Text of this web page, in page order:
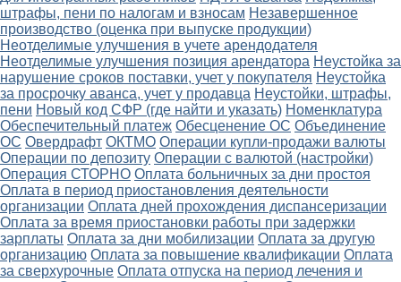
штрафы, пени по налогам и взносам Незавершенное
производство (оценка при выпуске продукции)
Неотделимые улучшения в учете арендодателя
Неотделимые улучшения позиция арендатора Неустойка за
нарушение сроков поставки, учет у покупателя Неустойка
за просрочку аванса, учет у продавца Неустойки, штрафы,
пени Новый код СФР (где найти и указать) Номенклатура
Обеспечительный платеж Обесценение ОС Объединение
ОС Овердрафт ОКТМО Операции купли-продажи валюты
Операции по депозиту Операции с валютой (настройки)
Операция СТОРНО Оплата больничных за дни простоя
Оплата в период приостановления деятельности
организации Оплата дней прохождения диспансеризации
Оплата за время приостановки работы при задержки
зарплаты Оплата за дни мобилизации Оплата за другую
организацию Оплата за повышение квалификации Оплата
за сверхурочные Оплата отпуска на период лечения и